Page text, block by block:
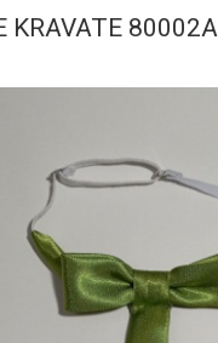
KRAVATE 80002A